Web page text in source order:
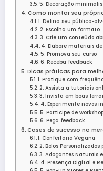
5. Decoração
Como montar seu
1. Defina seu público-
2. Escolha um formato
3. Crie um conteúdo
4. Elabore materiais
5. Promova seu curso
6. Receba feedback
Dicas práticas para
1. Pratique com
2. Assista a tutoriais
3. Invista em boas
4. Experimente novos
5. Participe de
6. Peça feedback
Cases de sucesso no
1. Confeitaria Vegana
2. Bolos Personalizados
3. Adoçantes Naturais
4. Presença Digital e